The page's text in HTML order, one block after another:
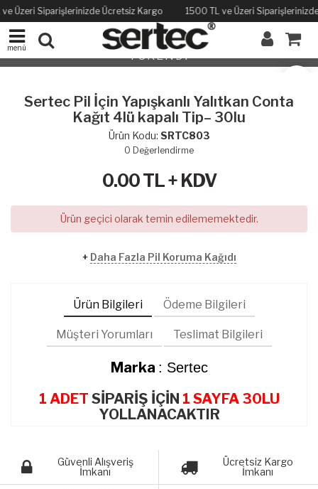
Üzeri Siparişlerinizde Ücretsiz Kargo 1500 TL ve Üzeri
menü
TÜKENDİ
Sertec Pil İçin Yapışkanlı Yalıtkan Conta
Kağıt 4lü kapalı Tip– 30lu
Ürün Kodu: SRTC803
0 Değerlendirme
0.00TL + KDV
Ürün geçici olarak temin edilememektedir.
+ Daha Fazla Pil Koruma Kağıdı
Ürün Bilgileri Ödeme Bilgileri
Müşteri Yorumları Teslimat Bilgileri
Marka : Sertec
1 ADET SİPARİŞ İÇİN 1 SAYFA 30LU
YOLLANACAKTIR
Güvenli Alışveriş
İmkanı
Ücretsiz Kargo
İmkanı